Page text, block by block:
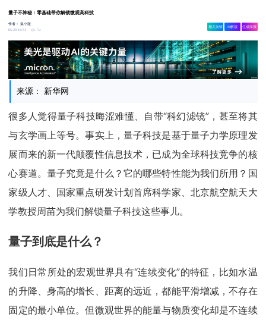
量子不神秘：零基础带你解锁微观高科技
作者：集小微
05-29 16:51
1.5w
相关舆情 AI解读 生成海报
来源： 新华网
很多人觉得量子科技晦涩难懂、自带“科幻滤镜”，甚至将其
与玄学画上等号。事实上，量子科技是基于量子力学原理发
展而来的新一代颠覆性信息技术，已成为全球科技竞争的核
心赛道。量子究竟是什么？它的哪些特性能为我们所用？国
家级人才、国家重点研发计划首席科学家、北京航空航天大
学教授周苗为我们解锁量子科技这些事儿。
量子到底是什么？
我们日常所处的宏观世界具有“连续变化”的特征，比如水温
的升降、身高的增长、距离的远近，都能平滑增减，不存在
固定的最小单位。但微观世界的能量与物质变化却是不连续